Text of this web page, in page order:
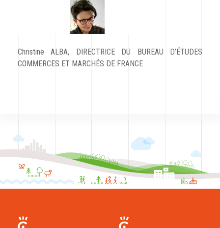
Christine ALBA, DIRECTRICE DU BUREAU D’ÉTUDES
COMMERCES ET MARCHÉS DE FRANCE